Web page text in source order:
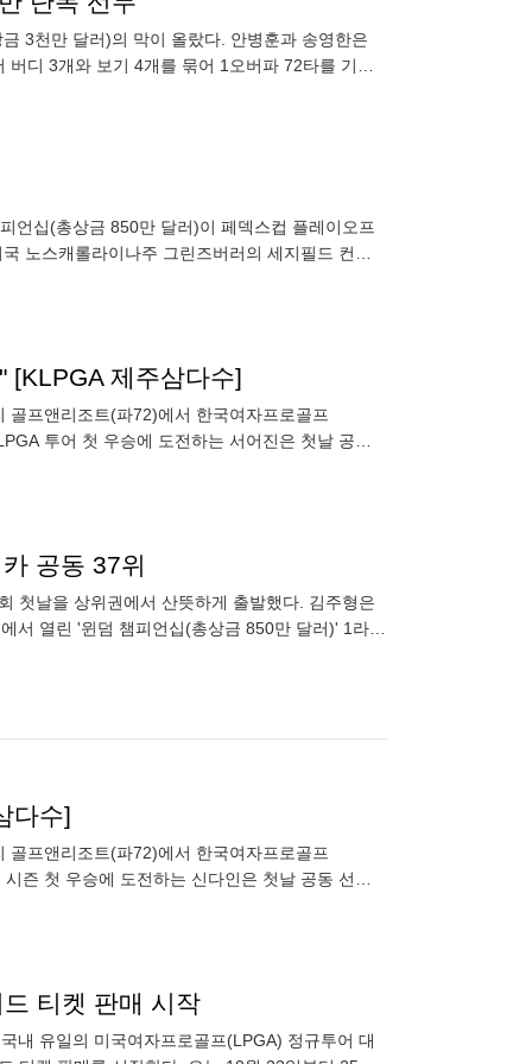
3천만 달러)의 막이 올랐다. 안병훈과 송영한은
디 3개와 보기 4개를 묶어 1오버파 72타를 기록
언십(총상금 850만 달러)이 페덱스컵 플레이오프
노스캐롤라이나주 그린즈버러의 세지필드 컨트
[KLPGA 제주삼다수]
프앤리조트(파72)에서 한국여자프로골프
투어 첫 우승에 도전하는 서어진은 첫날 공동
공동 37위
첫날을 상위권에서 산뜻하게 출발했다. 김주형은
서 열린 '윈덤 챔피언십(총상금 850만 달러)' 1라운
다수]
프앤리조트(파72)에서 한국여자프로골프
즌 첫 우승에 도전하는 신다인은 첫날 공동 선두(6
티켓 판매 시작
내 유일의 미국여자프로골프(LPGA) 정규투어 대